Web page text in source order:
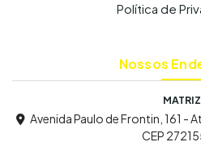
Política de
Nossos
MATRIZ
Avenida Paulo de Frontin, 161 -
CEP